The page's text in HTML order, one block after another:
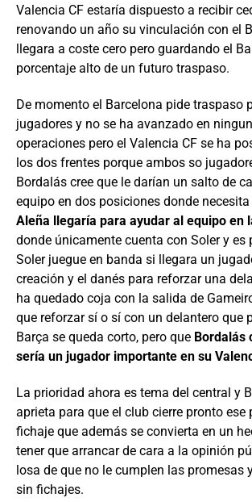
Valencia CF estaría dispuesto a recibir
renovando un año su vinculación con el
llegara a coste cero pero guardando el
porcentaje alto de un futuro traspaso.
De momento el Barcelona pide traspaso
jugadores y no se ha avanzado en
operaciones pero el Valencia CF se ha
los dos frentes porque ambos so
Bordalás cree que le darían un salto de
equipo en dos posiciones donde
Aleña llegaría para ayudar al equipo en
donde únicamente cuenta con Soler y es
Soler juegue en banda si llegara un
creación y el danés para reforzar una
ha quedado coja con la salida de
que reforzar sí o sí con un delantero que
Barça se queda corto, pero que Bordalás
sería un jugador importante en su
La prioridad ahora es tema del central y
aprieta para que el club cierre pronto ese
fichaje que además se convierta en un
tener que arrancar de cara a la opinión
losa de que no le cumplen las promesas
sin fichajes.